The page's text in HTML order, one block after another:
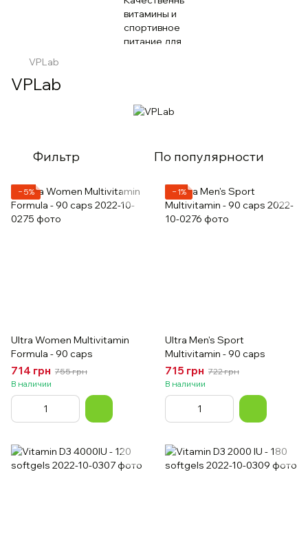
VPLab
VPLab
Фильтр По популярности
−5%
Ultra Women Multivitamin
Formula - 90 caps
714 грн 755 грн
В наличии
−1%
Ultra Men's Sport
Multivitamin - 90 caps
715 грн 722 грн
В наличии